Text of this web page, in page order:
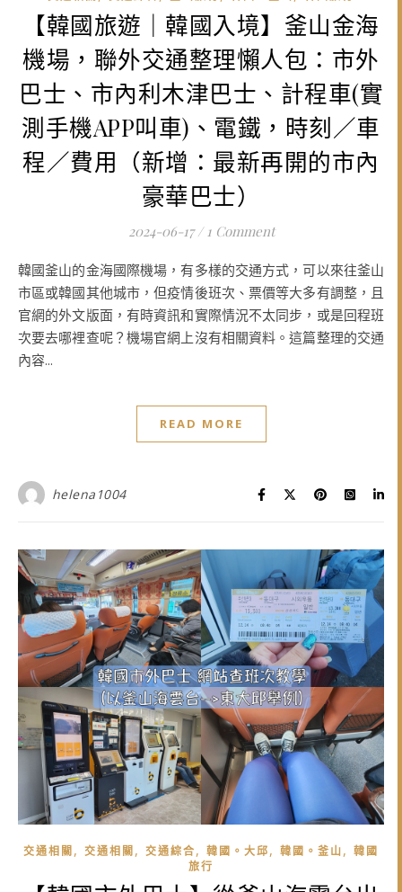
【韓國旅遊｜韓國入境】釜山金海
機場，聯外交通整理懶人包：市外
巴士、市內利木津巴士、計程車(實
測手機APP叫車)、電鐵，時刻／車
程／費用（新增：最新再開的市內
豪華巴士）
2024-06-17 / 1 Comment
韓國釜山的金海國際機場，有多樣的交通方式，可以來往釜山
市區或韓國其他城市，但疫情後班次、票價等大多有調整，且
官網的外文版面，有時資訊和實際情況不太同步，或是回程班
次要去哪裡查呢？機場官網上沒有相關資料。這篇整理的交通
內容...
READ MORE
helena1004
交通相關 , 交通相關 , 交通綜合, 韓國。大邱, 韓國。釜山, 韓國
旅行